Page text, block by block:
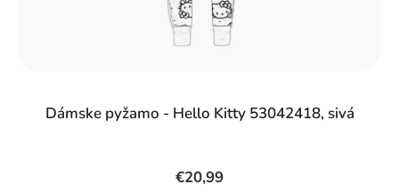
Dámske pyžamo - Hello Kitty 53042418, sivá
€20,99